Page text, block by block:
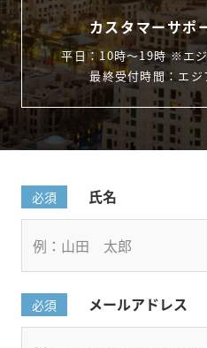
カスタマーサポ
平日：10時〜19時 ※エ
最終受付時間：エ
必須 氏名
必須 メールアドレス